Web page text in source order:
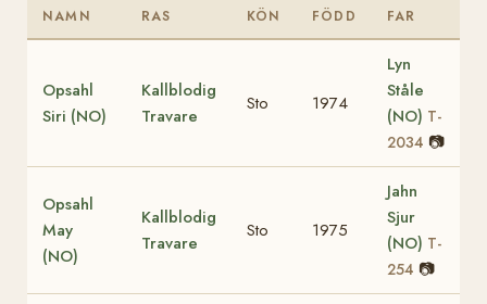
NAMN RAS KÖN FÖDD FAR
Opsahl
Siri (NO)
Kallblodig
Travare
Sto 1974
Lyn
Ståle
(NO) T-
2034 📷
Opsahl
May
(NO)
Kallblodig
Travare
Sto 1975
Jahn
Sjur
(NO) T-
254 📷